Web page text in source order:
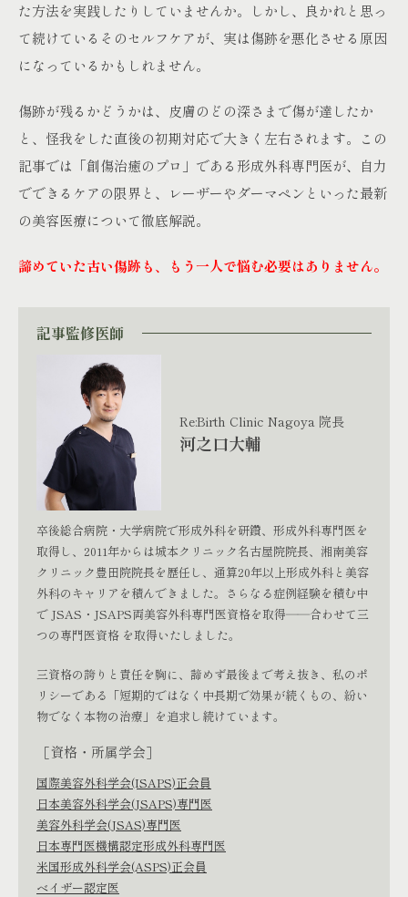
た方法を実践したりしていませんか。しかし、良かれと思っ
て続けているそのセルフケアが、実は傷跡を悪化させる原因
になっているかもしれません。
傷跡が残るかどうかは、皮膚のどの深さまで傷が達したか
と、怪我をした直後の初期対応で大きく左右されます。この
記事では「創傷治癒のプロ」である形成外科専門医が、自力
でできるケアの限界と、レーザーやダーマペンといった最新
の美容医療について徹底解説。
諦めていた古い傷跡も、もう一人で悩む必要はありません。
記事監修医師
Re:Birth Clinic Nagoya 院長
河之口大輔
［資格・所属学会］
国際美容外科学会(ISAPS)正会員
日本美容外科学会(JSAPS)専門医
美容外科学会(JSAS)専門医
日本専門医機構認定形成外科専門医
米国形成外科学会(ASPS)正会員
ベイザー認定医
卒後総合病院・大学病院で形成外科を研鑽、形成外科専門医を
取得し、2011年からは城本クリニック名古屋院院長、湘南美容
クリニック豊田院院長を歴任し、通算20年以上形成外科と美容
外科のキャリアを積んできました。さらなる症例経験を積む中
で JSAS・JSAPS両美容外科専門医資格を取得――合わせて三
つの専門医資格 を取得いたしました。
三資格の誇りと責任を胸に、諦めず最後まで考え抜き、私のポ
リシーである「短期的ではなく中長期で効果が続くもの、紛い
物でなく本物の治療」を追求し続けています。